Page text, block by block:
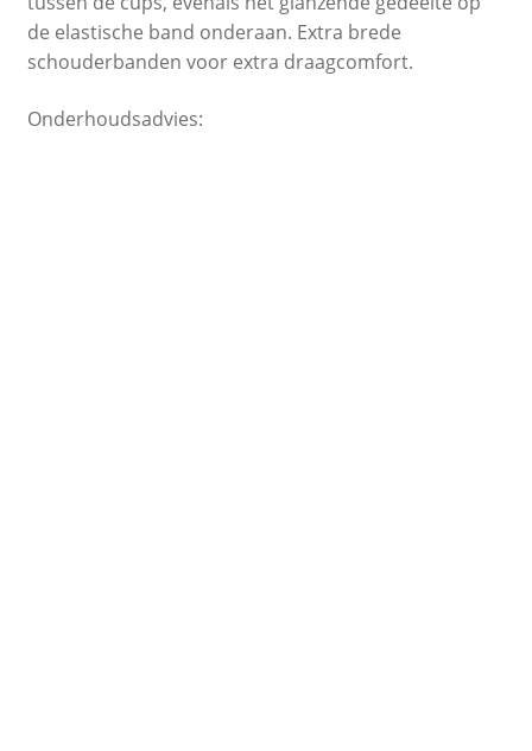
de elastische band onderaan. Extra brede
schouderbanden voor extra draagcomfort.
Onderhoudsadvies: